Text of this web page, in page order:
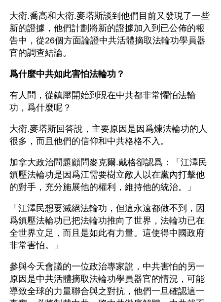
大衛.喬高和大衛.麥塔斯談到他們目前又發現了一些
新的證據，他們計劃將新的證據加入到已公佈的報
告中，從26個方面論證中共活體摘取法輪功學員器
官的調查結論。
爲什麼中共如此害怕法輪功？
有人問，從鎮壓開始到現在中共都非常懼怕法輪
功，爲什麼呢？
大衛.麥塔斯回答說，主要原因是因爲煉法輪功的人
很多，而且他們的信仰和中共格格不入。
加拿大政治問題顧問麥克爾.戴格卻認爲：「江澤民
鎮壓法輪功是因爲江需要樹立敵人以在黨內打擊他
的對手，充分施展他的權利，維持他的統治。」
「江澤民想要滅絕法輪功，但這永遠都做不到，因
爲鎮壓法輪功已把法輪功推向了世界，法輪功已在
全世界立足，而且是如此有力量。這使得中國政府
非常害怕。」
參與今天會議的一位政治專家說，中共害怕的另一
原因是中共活體摘取法輪功學員器官的情況，可能
導致全球的力量聯合與之對抗，他們一旦確認這一